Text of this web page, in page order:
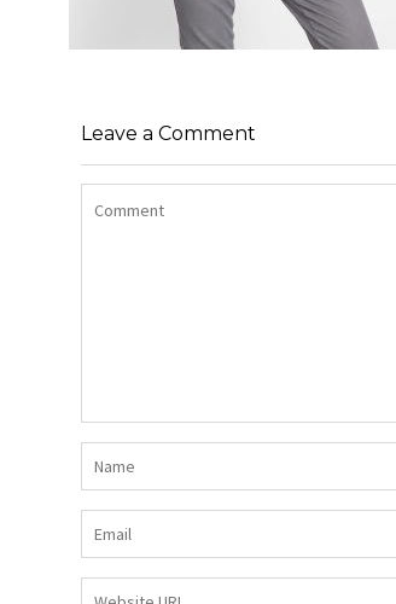
BOKAMI I CEKINAMI CZARNY
Leave a Comment